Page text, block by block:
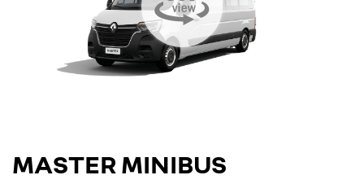
MASTER MINIBUS